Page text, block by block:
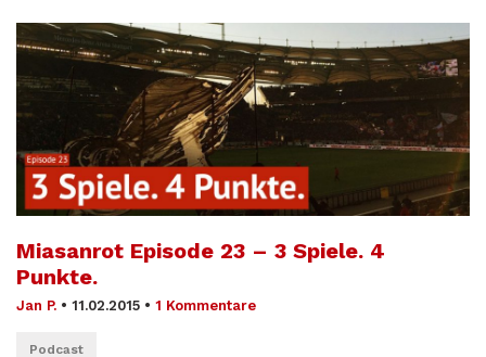
Miasanrot Episode 23 – 3 Spiele. 4
Punkte.
Jan P. • 11.02.2015 • 1 Kommentare
Podcast